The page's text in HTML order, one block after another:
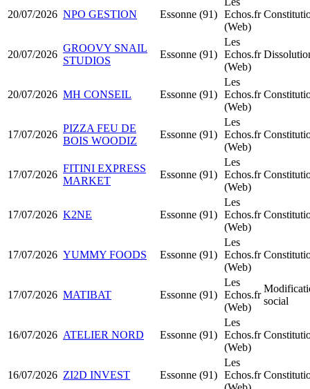
20/07/2026 NPO GESTION Essonne (91) Echos.fr
(Web)
20/07/2026
GROOVY SNAIL
STUDIOS
Essonne (91)
Les
Echos.fr
(Web)
20/07/2026 MH CONSEIL Essonne (91)
Les
Echos.fr
(Web)
17/07/2026
PIZZA FEU DE
BOIS WOODIZ
Essonne (91)
Les
Echos.fr
(Web)
17/07/2026
FITINI EXPRESS
MARKET
Essonne (91)
Les
Echos.fr
(Web)
17/07/2026 K2NE Essonne (91)
Les
Echos.fr
(Web)
17/07/2026 YUMMY FOODS Essonne (91)
Les
Echos.fr
(Web)
17/07/2026 MATIBAT Essonne (91)
Les
Echos.fr
(Web)
social
16/07/2026 ATELIER NORD Essonne (91)
Les
Echos.fr
(Web)
16/07/2026 ZI2D INVEST Essonne (91)
Les
Echos.fr